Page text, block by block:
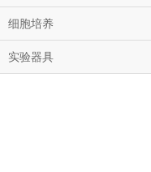
细胞培养
实验器具